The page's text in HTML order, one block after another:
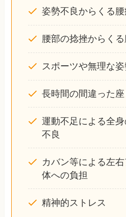
姿勢不良からくる腰
腰部の捻挫からく
スポーツや無理な
長時間の間違った
運動不足による全
不良
カバン等による左
体への負担
精神的ストレス